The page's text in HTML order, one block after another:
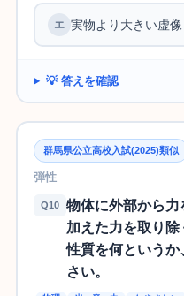
実物より大きい虚像
💡 答えを確認
群馬県公立高校入試(2025)類似
弾性
Q10
物体に外部から力
加えた力を取り
性質を何という
さい。